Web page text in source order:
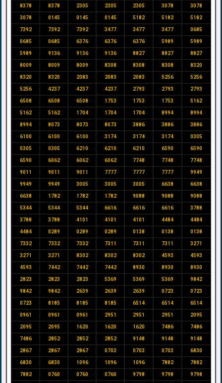
8378 8378 2305 2305 2305 3078 3078
3078 0145 0145 0145 5182 5182 5182
7392 7392 7392 3477 3477 3477 0685
0685 0685 6376 6376 6376 5989 5989
5989 9136 9136 9136 8827 8827 8827
8009 8009 8009 8308 8308 8308 8320
8320 8320 2083 2083 2083 5256 5256
5256 4237 4237 4237 2793 2793 2793
6508 6508 6508 1753 1753 1753 5162
5162 5162 1704 1704 1704 8994 8994
8994 8073 8073 8073 3886 3886 3886
6100 6100 6100 3174 3174 3174 0305
0305 0305 6210 6210 6210 6590 6590
6590 6062 6062 6062 7748 7748 7748
9011 9011 9011 7777 7777 7777 9949
9949 9949 3005 3005 3005 6638 6638
6638 1782 1782 1782 9088 9088 9088
5344 5344 5344 6616 6616 6616 3788
3788 3788 4101 4101 4101 4484 4484
4484 0289 0289 0289 0138 0138 0138
7332 7332 7332 7311 7311 7311 3271
3271 3271 8302 8302 8302 4593 4593
4593 7442 7442 7442 8930 8930 8930
2823 2823 2823 5369 5369 5369 9842
9842 9842 2639 2639 2639 0723 0723
0723 8185 8185 8185 6514 6514 6514
0961 0961 0961 2951 2951 2951 2095
2095 2095 1620 1620 1620 7486 7486
7486 2852 2852 2852 9148 9148 9148
2867 2867 2867 0703 0703 0703 6830
6830 6830 1096 1096 1096 7882 7882
7882 0760 0760 0760 9798 9798 9798